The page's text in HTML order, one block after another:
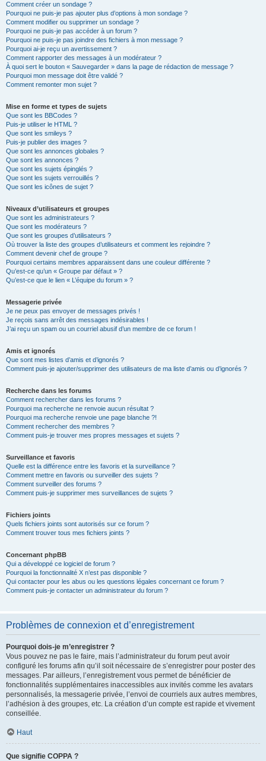
Comment créer un sondage ?
Pourquoi ne puis-je pas ajouter plus d’options à mon sondage ?
Comment modifier ou supprimer un sondage ?
Pourquoi ne puis-je pas accéder à un forum ?
Pourquoi ne puis-je pas joindre des fichiers à mon message ?
Pourquoi ai-je reçu un avertissement ?
Comment rapporter des messages à un modérateur ?
À quoi sert le bouton « Sauvegarder » dans la page de rédaction de message ?
Pourquoi mon message doit être validé ?
Comment remonter mon sujet ?
Mise en forme et types de sujets
Que sont les BBCodes ?
Puis-je utiliser le HTML ?
Que sont les smileys ?
Puis-je publier des images ?
Que sont les annonces globales ?
Que sont les annonces ?
Que sont les sujets épinglés ?
Que sont les sujets verrouillés ?
Que sont les icônes de sujet ?
Niveaux d’utilisateurs et groupes
Que sont les administrateurs ?
Que sont les modérateurs ?
Que sont les groupes d’utilisateurs ?
Où trouver la liste des groupes d’utilisateurs et comment les rejoindre ?
Comment devenir chef de groupe ?
Pourquoi certains membres apparaissent dans une couleur différente ?
Qu’est-ce qu’un « Groupe par défaut » ?
Qu’est-ce que le lien « L’équipe du forum » ?
Messagerie privée
Je ne peux pas envoyer de messages privés !
Je reçois sans arrêt des messages indésirables !
J’ai reçu un spam ou un courriel abusif d’un membre de ce forum !
Amis et ignorés
Que sont mes listes d’amis et d’ignorés ?
Comment puis-je ajouter/supprimer des utilisateurs de ma liste d’amis ou d’ignorés ?
Recherche dans les forums
Comment rechercher dans les forums ?
Pourquoi ma recherche ne renvoie aucun résultat ?
Pourquoi ma recherche renvoie une page blanche ?!
Comment rechercher des membres ?
Comment puis-je trouver mes propres messages et sujets ?
Surveillance et favoris
Quelle est la différence entre les favoris et la surveillance ?
Comment mettre en favoris ou surveiller des sujets ?
Comment surveiller des forums ?
Comment puis-je supprimer mes surveillances de sujets ?
Fichiers joints
Quels fichiers joints sont autorisés sur ce forum ?
Comment trouver tous mes fichiers joints ?
Concernant phpBB
Qui a développé ce logiciel de forum ?
Pourquoi la fonctionnalité X n’est pas disponible ?
Qui contacter pour les abus ou les questions légales concernant ce forum ?
Comment puis-je contacter un administrateur du forum ?
Problèmes de connexion et d’enregistrement
Pourquoi dois-je m’enregistrer ?
Vous pouvez ne pas le faire, mais l’administrateur du forum peut avoir
configuré les forums afin qu’il soit nécessaire de s’enregistrer pour poster des
messages. Par ailleurs, l’enregistrement vous permet de bénéficier de
fonctionnalités supplémentaires inaccessibles aux invités comme les avatars
personnalisés, la messagerie privée, l’envoi de courriels aux autres membres,
l’adhésion à des groupes, etc. La création d’un compte est rapide et vivement
conseillée.
Haut
Que signifie COPPA ?